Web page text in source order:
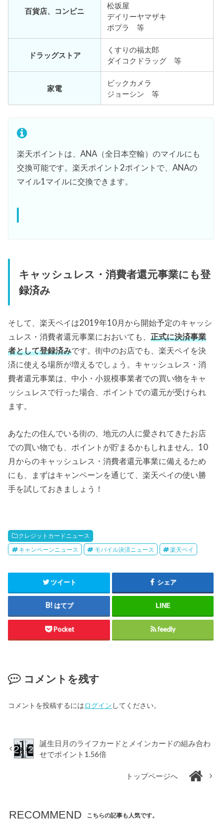
百貨店、コンビニ
松坂屋
デイリーヤマザキ
ポプラ 等
ドラッグストア
くすりの福太郎
ダイコクドラッグ 等
家電
ビックカメラ
ジョーシン 等
楽天ポイントは、ANA（全日本空輸）のマイルにも
交換可能です。楽天ポイント2ポイントで、ANAの
マイル1マイルに交換できます。
キャッシュレス・消費者還元事業にも登
録済み
そして、楽天ペイは2019年10月から開始予定のキャッシ
ュレス・消費者還元事業におおいても、正式に決済事業
者として登録済みです。街中のお店でも、楽天ペイを決
済に使える場所が増えるでしょう。キャッシュレス・消
費者還元事業は、中小・小規模事業者での買い物をキャ
ッシュレスで行った場合、ポイントでの還元が受けられ
ます。
あなたの住んでいる街の、地元の人に愛されてきたお店
での買い物でも、ポイントが貯まるかもしれません。10
月からのキャッシュレス・消費者還元事業に備えるため
にも、まずはキャンペーンを通じて、楽天ペイの使い勝
手を試しておきましょう！
クレジットカードニュース
キャンペーンニュース
モバイル決済ニュース 楽天ペイ
ツイート シェア
はてブ LINE
Pocket feedly
コメントを残す
コメントを投稿するにはログイン してください。
誕生日月のライフカードとメインカードの組み合わ
せでポイント1.56倍
トップページへ
RECOMMEND こちらの記事も人気です。